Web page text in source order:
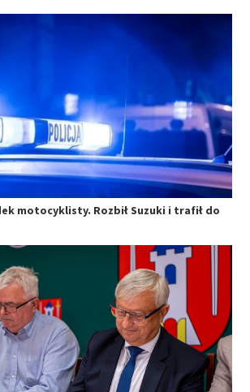
motocyklisty. Rozbił Suzuki i trafił do